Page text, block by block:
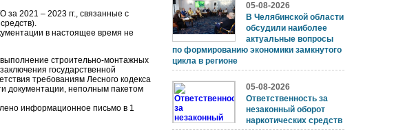
2021 – 2023 гг., связанные с
в настоящее время не
строительно-монтажных
государственной
требованиям Лесного кодекса
документации, неполным пакетом
информационное письмо в 1
05-08-2026
В Челябинской области
обсудили наиболее
актуальные вопросы
по формированию экономики замкнутого
цикла в регионе
05-08-2026
Ответственность за
незаконный оборот
наркотических средств